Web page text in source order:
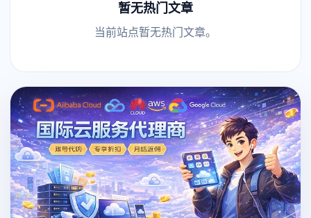
暂无热门文章
当前站点暂无热门文章。